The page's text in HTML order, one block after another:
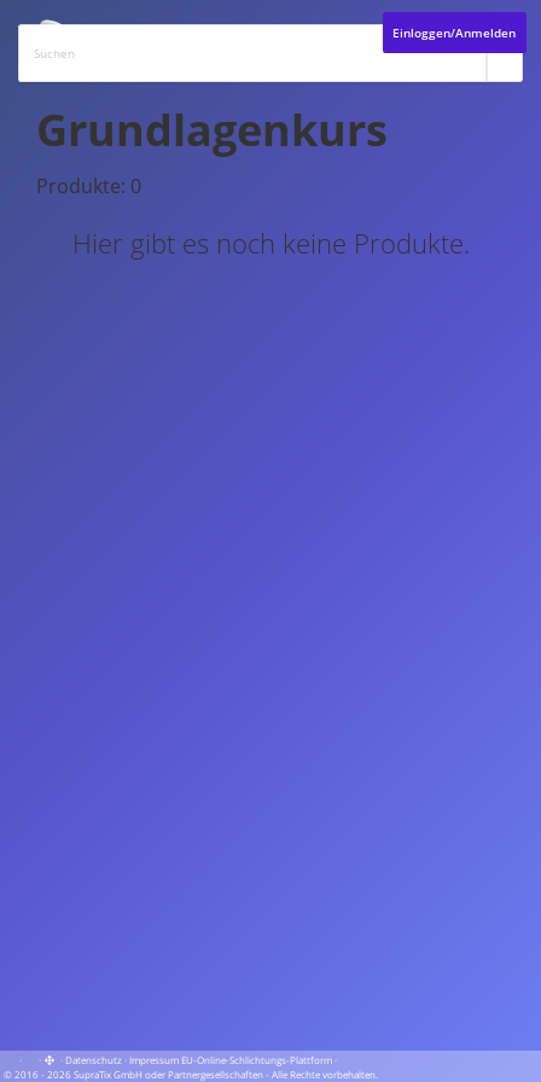
Einloggen/Anmelden
Grundlagenkurs
Produkte: 0
Hier gibt es noch keine Produkte.
· · ·Datenschutz ·Impressum EU-Online-Schlichtungs-Plattform ·
© 2016 - 2026 SupraTix GmbH oder Partnergesellschaften - Alle Rechte vorbehalten.